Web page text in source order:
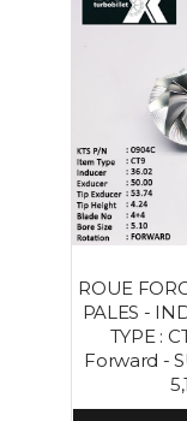
ROUE
PALES -
TYPE :
Forward -